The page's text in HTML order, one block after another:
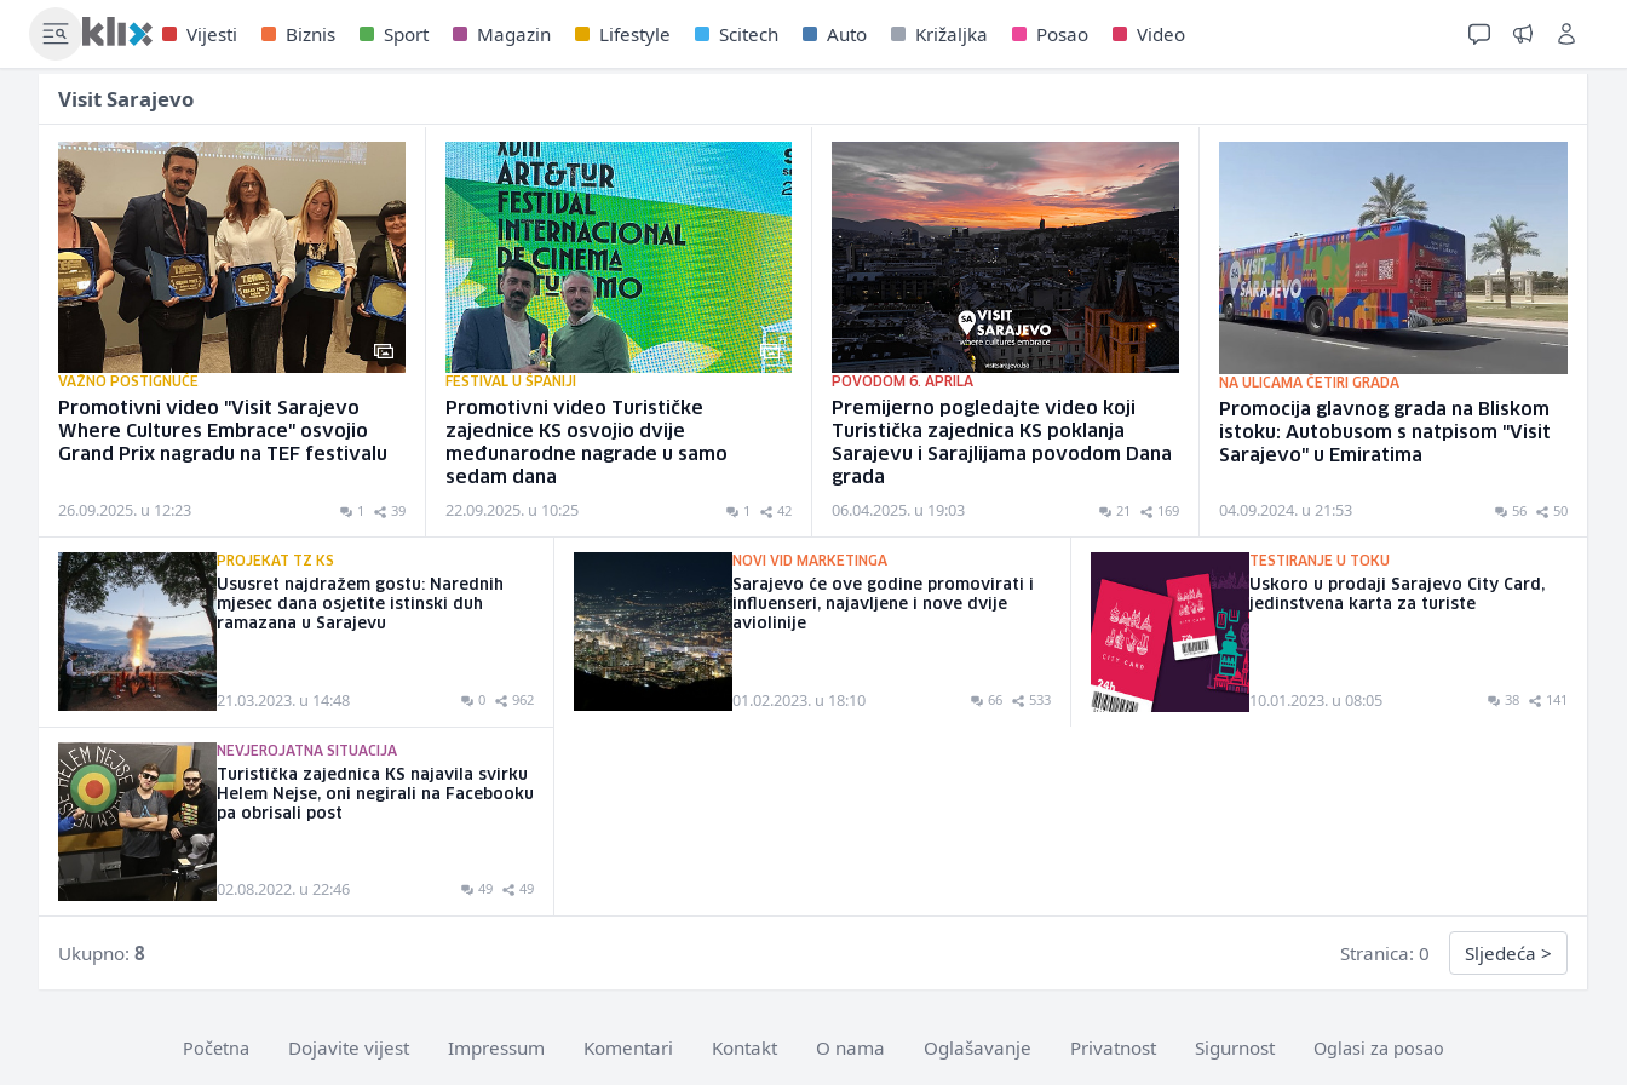
Vijesti Biznis Sport Magazin Lifestyle Scitech Auto Križaljka Posao Video
Visit Sarajevo
VAŽNO POSTIGNUĆE
Promotivni video "Visit Sarajevo
Where Cultures Embrace" osvojio
Grand Prix nagradu na TEF festivalu
26.09.2025. u 12:23 1 39
FESTIVAL U ŠPANIJI
Promotivni video Turističke
zajednice KS osvojio dvije
međunarodne nagrade u samo
sedam dana
22.09.2025. u 10:25 1 42
POVODOM 6. APRILA
Premijerno pogledajte video koji
Turistička zajednica KS poklanja
Sarajevu i Sarajlijama povodom Dana
grada
06.04.2025. u 19:03 21 169
NA ULICAMA ČETIRI GRADA
Promocija glavnog grada na Bliskom
istoku: Autobusom s natpisom "Visit
Sarajevo" u Emiratima
04.09.2024. u 21:53 56 50
PROJEKAT TZ KS
Ususret najdražem gostu: Narednih
mjesec dana osjetite istinski duh
ramazana u Sarajevu
21.03.2023. u 14:48 0 962
NOVI VID MARKETINGA
Sarajevo će ove godine promovirati i
influenseri, najavljene i nove dvije
aviolinije
01.02.2023. u 18:10 66 533
TESTIRANJE U TOKU
Uskoro u prodaji Sarajevo City Card,
jedinstvena karta za turiste
10.01.2023. u 08:05 38 141
NEVJEROJATNA SITUACIJA
Turistička zajednica KS najavila svirku
Helem Nejse, oni negirali na Facebooku
pa obrisali post
02.08.2022. u 22:46 49 49
Ukupno: 8 Stranica: 0 Sljedeća >
Početna Dojavite vijest Impressum Komentari Kontakt O nama Oglašavanje Privatnost Sigurnost Oglasi za posao